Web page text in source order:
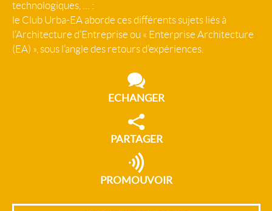
technologiques, … :
le Club Urba-EA aborde ces différents sujets liés à
l’Architecture d’Entreprise ou « Enterprise Architecture
(EA) », sous l’angle des retours d’expériences.
ECHANGER
PARTAGER
PROMOUVOIR